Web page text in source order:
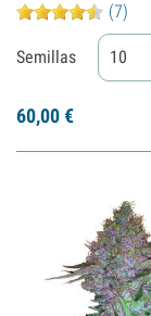
(7)
Semillas 10
60,00€